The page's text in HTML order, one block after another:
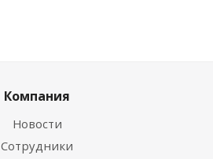
Компания
Новости
Сотрудники